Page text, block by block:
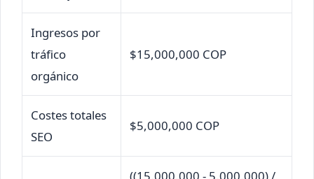
Ingresos por
tráfico
orgánico
$15,000,000 COP
Costes totales
SEO
$5,000,000 COP